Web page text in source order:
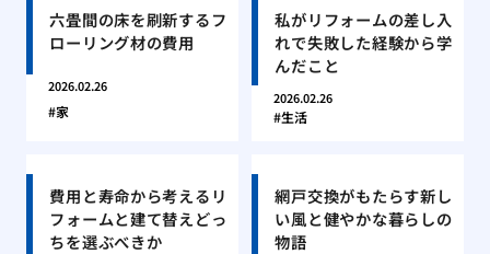
六畳間の床を刷新するフ
ローリング材の費用
2026.02.26
家
私がリフォームの差し入
れで失敗した経験から学
んだこと
2026.02.26
生活
費用と寿命から考えるリ
フォームと建て替えどっ
ちを選ぶべきか
網戸交換がもたらす新し
い風と健やかな暮らしの
物語